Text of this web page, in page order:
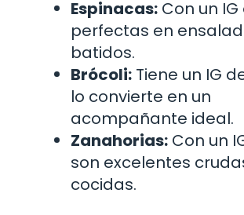
Espinacas: Con un IG
perfectas en
batidos.
Brócoli: Tiene un IG
lo convierte en un
acompañante ideal.
Zanahorias: Con un
son excelentes
cocidas.